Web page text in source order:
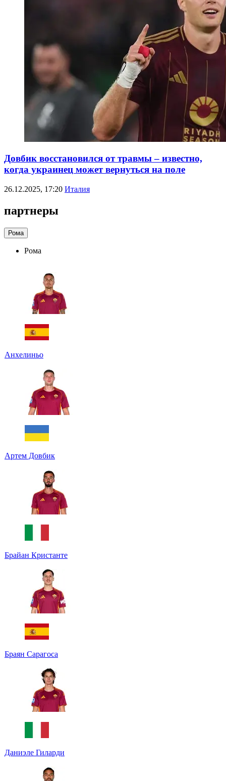
Довбик восстановился от травмы – известно,
когда украинец может вернуться на поле
26.12.2025, 17:20 Италия
партнеры
Рома
Рома
Анхелиньо
Артем Довбик
Брайан Кристанте
Браян Сарагоса
Даниэле Гиларди